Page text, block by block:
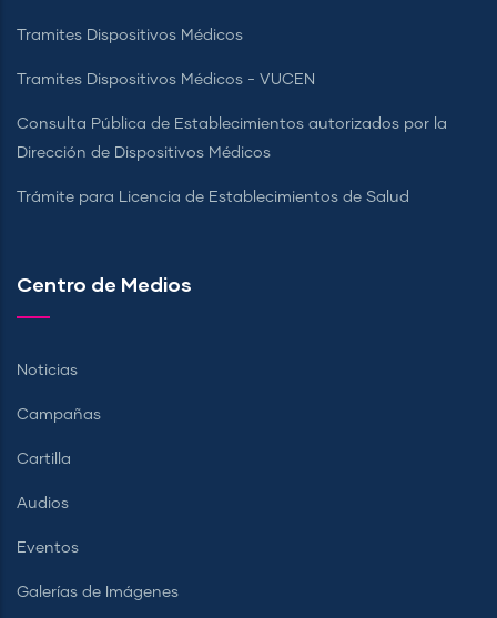
Tramites Dispositivos Médicos
Tramites Dispositivos Médicos - VUCEN
Consulta Pública de Establecimientos autorizados por la
Dirección de Dispositivos Médicos
Trámite para Licencia de Establecimientos de Salud
Centro de Medios
Noticias
Campañas
Cartilla
Audios
Eventos
Galerías de Imágenes